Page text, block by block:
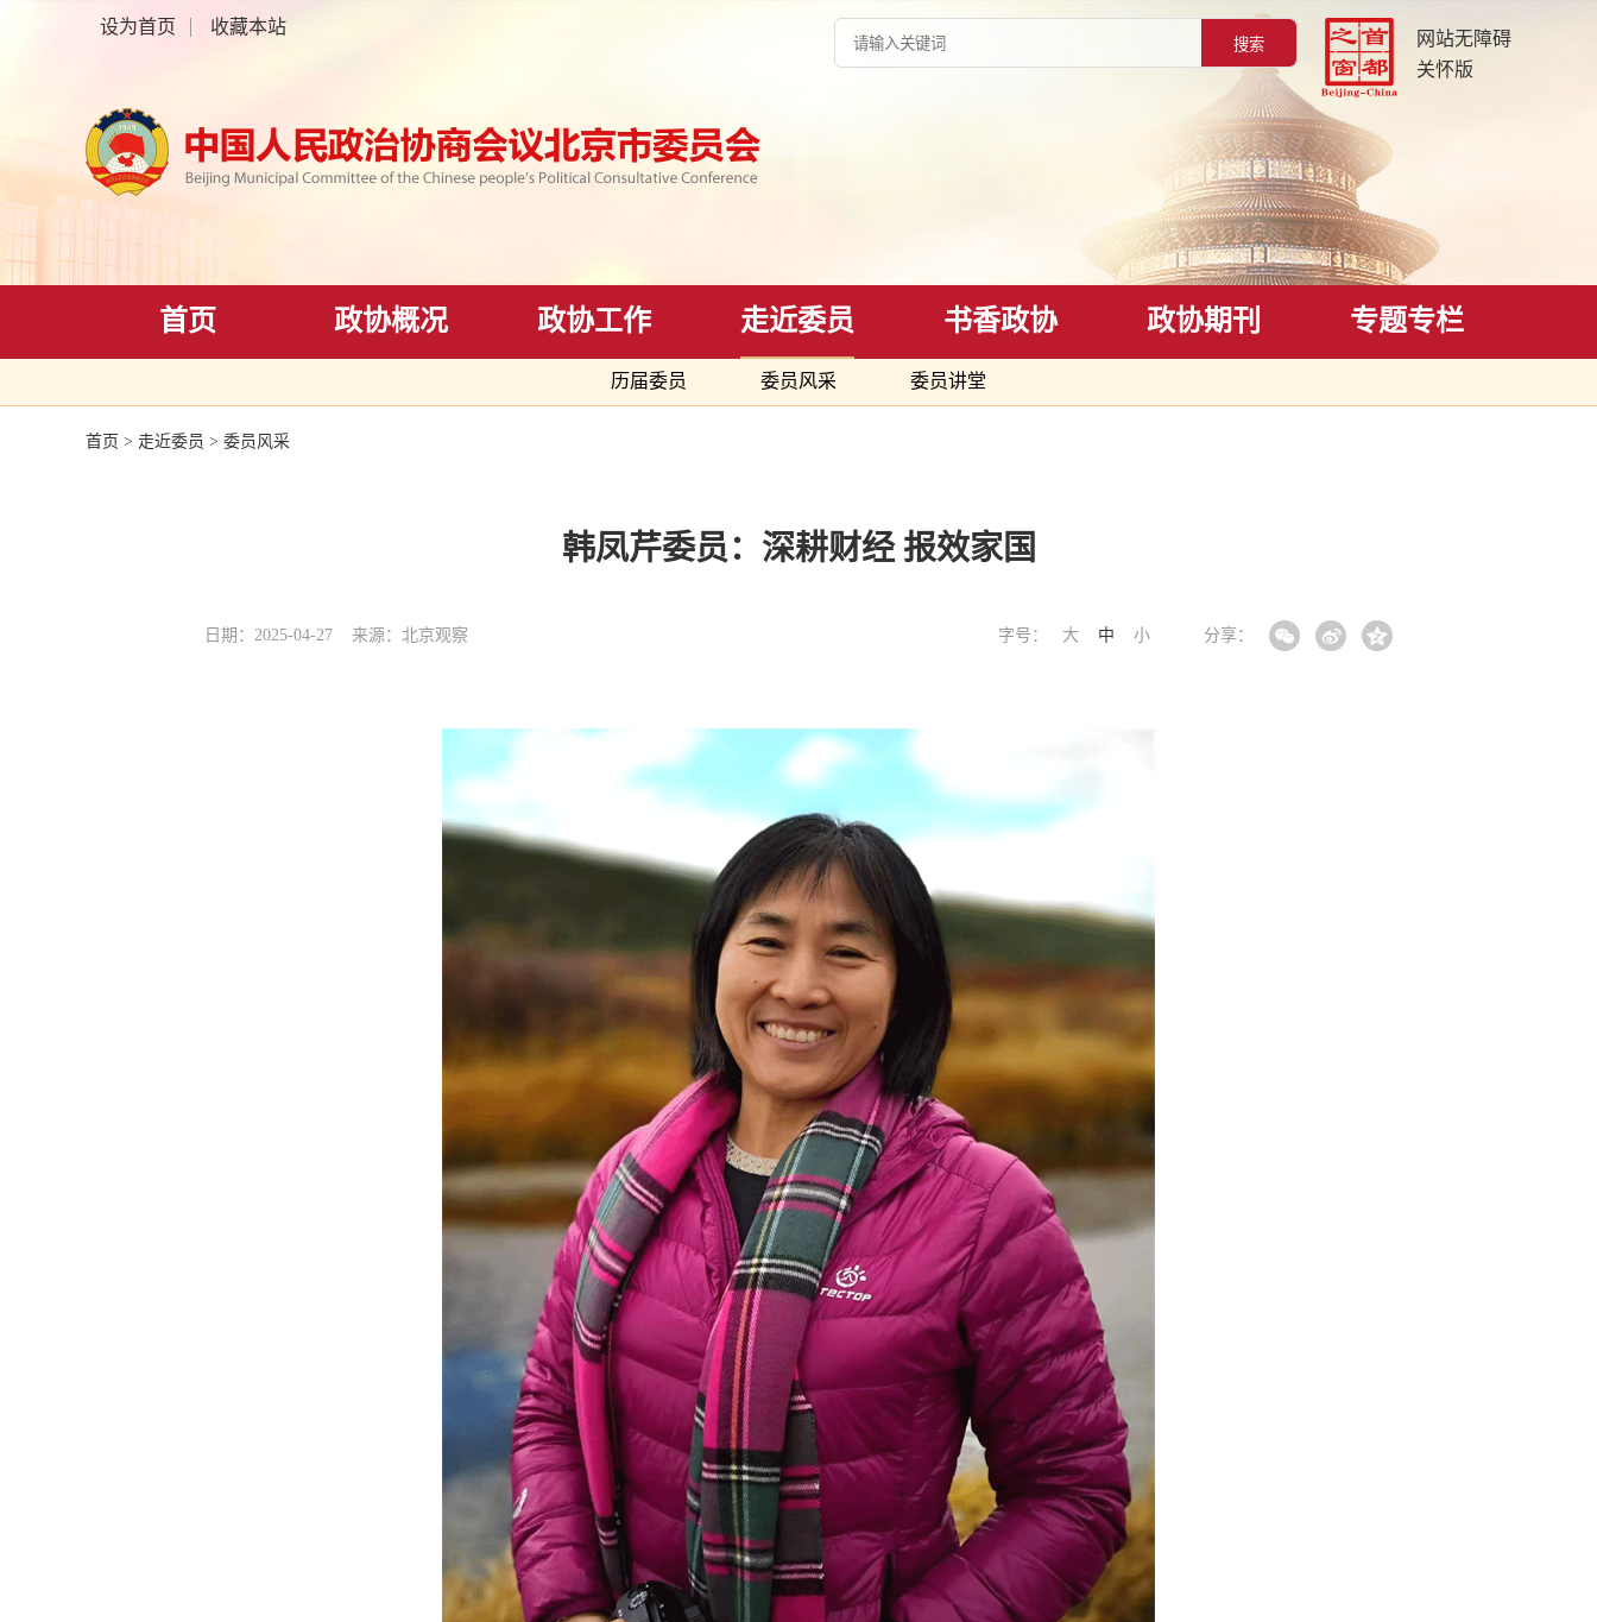
网站无障碍
关怀版
设为首页 收藏本站
首页 政协概况 政协工作 走近委员
历届委员 委员风采 委员讲堂
书香政协 政协期刊 专题专栏
首页 > 走近委员 > 委员风采
韩凤芹委员：深耕财经 报效家国
日期：2025-04-27 来源：北京观察 分享：
字号： 大 中 小